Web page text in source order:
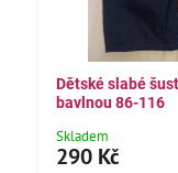
Dětské slabé
bavlnou 86-116
Skladem
290 Kč